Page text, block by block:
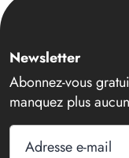
Newsletter
Abonnez-vous
manquez plus
Adresse e-mail